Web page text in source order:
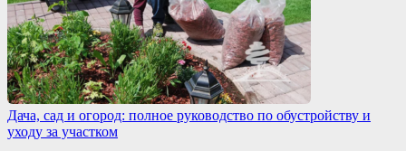
Дача, сад и огород: полное руководство по обустройству и
уходу за участком